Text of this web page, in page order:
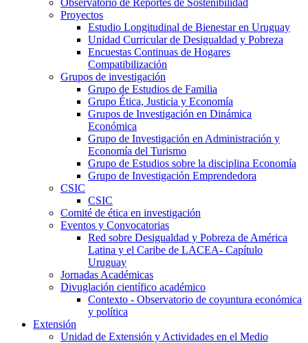
Proyectos
Estudio Longitudinal de Bienestar en Uruguay
Unidad Curricular de Desigualdad y Pobreza
Encuestas Continuas de Hogares
Compatibilización
Grupos de investigación
Grupo de Estudios de Familia
Grupo Ética, Justicia y Economía
Grupos de Investigación en Dinámica
Económica
Grupo de Investigación en Administración y
Economía del Turismo
Grupo de Estudios sobre la disciplina Economía
Grupo de Investigación Emprendedora
CSIC
CSIC
Comité de ética en investigación
Eventos y Convocatorias
Red sobre Desigualdad y Pobreza de América
Latina y el Caribe de LACEA- Capítulo
Uruguay
Jornadas Académicas
Divuglación científico académico
Contexto - Observatorio de coyuntura económica
y política
Extensión
Unidad de Extensión y Actividades en el Medio